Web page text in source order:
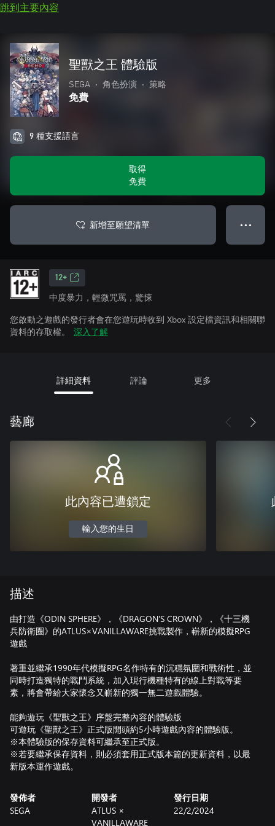
跳到主要內容
聖獸之王 體驗版
SEGA • 角色扮演 • 策略
免費
9 種支援語言
取得
免費
新增至願望清單 ● ● ●
12+
中度暴力，輕微咒罵，驚悚
您啟動之遊戲的發行者會在您遊玩時收到 Xbox 設定檔資訊和相關聯
資料的存取權。
深入了解
詳細資料 評論 更多
藝廊
此內容已遭鎖定
輸入您的生日
描述
由打造《ODIN SPHERE》，《DRAGON'S CROWN》，《十三機
兵防衛圈》的ATLUS×VANILLAWARE挑戰製作，嶄新的模擬RPG
遊戲
著重並繼承1990年代模擬RPG名作特有的沉穩氛圍和戰術性，並
同時打造獨特的戰鬥系統，加入現行機種特有的線上對戰等要
素，將會帶給大家懷念又嶄新的獨一無二遊戲體驗。
能夠遊玩《聖獸之王》序盤完整內容的體驗版
可遊玩《聖獸之王》正式版開頭約5小時遊戲內容的體驗版。
※本體驗版的保存資料可繼承至正式版。
※若要繼承保存資料，則必須套用正式版本篇的更新資料，以最
新版本運作遊戲。
發佈者
SEGA
開發者
ATLUS ×
VANILLAWARE
發行日期
22/2/2024